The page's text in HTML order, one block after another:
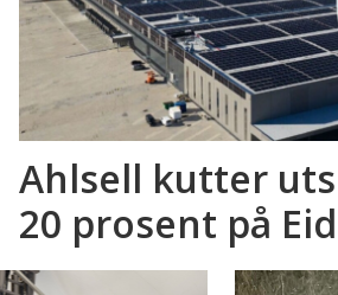
Ahlsell kutter
20 prosent på